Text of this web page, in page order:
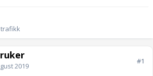
trafikk
2019
#1